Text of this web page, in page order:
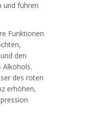
und führen
Funktionen
den
des roten
erhöhen,